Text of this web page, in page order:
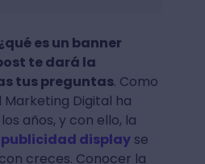
es un banner
te dará la
tus preguntas. Como
Digital ha
años, y con ello, la
publicidad displayse
creces. Conocer la